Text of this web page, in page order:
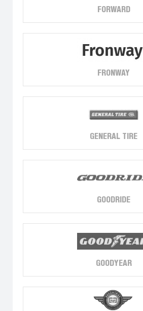
FORWARD
FRONWAY
GENERAL TIRE
GOODRIDE
GOODYEAR